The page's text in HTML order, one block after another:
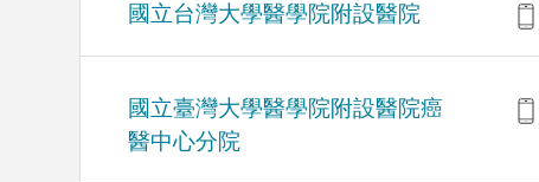
國立台灣大學醫學院附設醫院
國立臺灣大學醫學院附設醫院癌
醫中心分院